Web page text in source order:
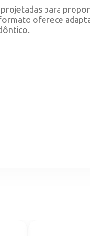
para
oferece